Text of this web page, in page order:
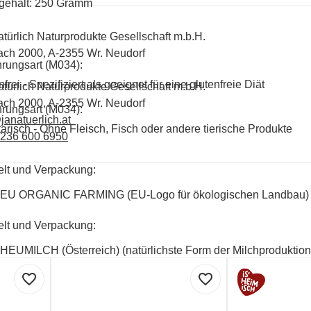
250 Gramm
Naturprodukte Gesellschaft m.b.H.
2000, A-2355 Wr. Neudorf
Naturprodukte Gesellschaft m.b.H.
2000, A-2355 Wr. Neudorf
600 6950
und Verpackung:
EU ORGANIC FARMING (EU-Logo für ökologischen Landbau)
und Verpackung:
HEUMILCH (Österreich) (natürlichste Form der
und Verpackung:
(M034):
- Spezifiziert als geeignet für eine glutenfreie Diät
(M034):
- Ohne Fleisch, Fisch oder andere tierische Produkte
favorite_border favorite_border